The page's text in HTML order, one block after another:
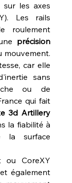
les axes
Les rails
roulement
précision
mouvement.
car elle
sans
qui fait
3d Artillery
la fiabilité à
surface
ou CoreXY
également